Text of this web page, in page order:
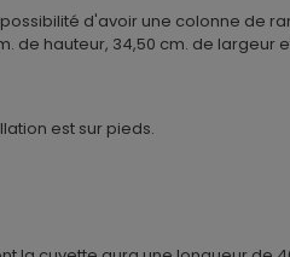
d'avoir une colonne de
de hauteur, 34,50 cm. de
est sur pieds.